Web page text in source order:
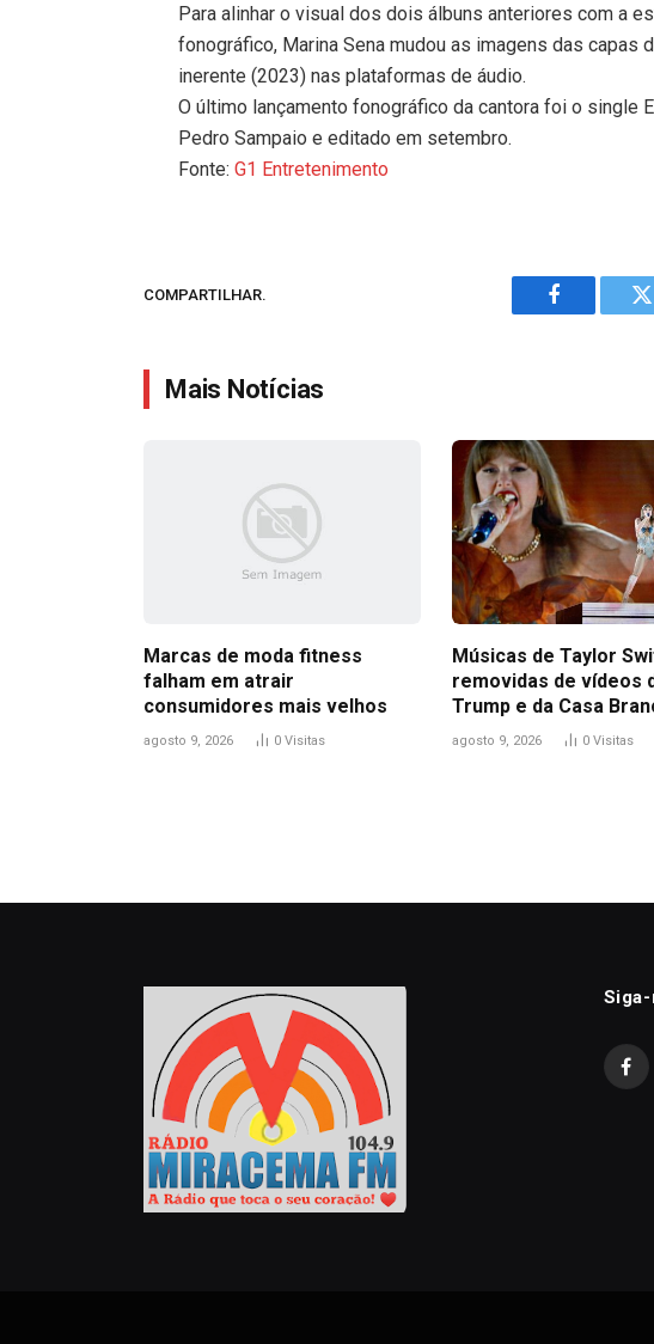
Para alinhar o visual dos dois álbuns anteriores com a
fonográfico, Marina Sena mudou as imagens das
inerente (2023) nas plataformas de áudio.
O último lançamento fonográfico da cantora foi o single
Pedro Sampaio e editado em setembro.
Fonte:G1 Entretenimento
COMPARTILHAR.
Facebook
Mais Notícias
Marcas de moda fitness
falham em atrair
consumidores mais velhos
agosto 9, 2026 0 Visitas
Músicas de Taylor
removidas de vídeos
Trump e da Casa
agosto 9, 2026 0 Visitas